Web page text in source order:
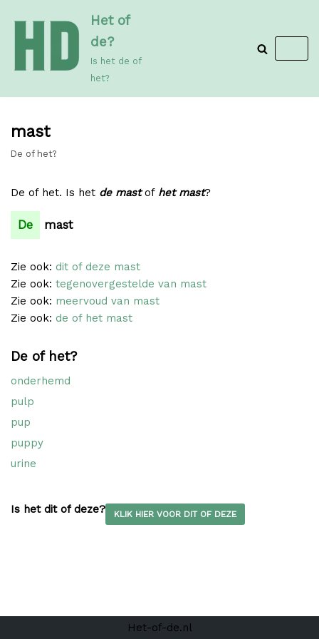
de
inhoud
Het of
de?
Is het de of
het?
mast
De of het?
De of het. Is het de mastof het mast?
De mast
Zie ook: dit of deze mast
Zie ook: tegenovergestelde van mast
Zie ook: meervoud van mast
Zie ook: de of het mast
De of het?
onderhemd
pulp
pup
puppy
urine
Is het dit of deze? KLIK HIER VOOR DIT OF DEZE
Het-of-de.nl